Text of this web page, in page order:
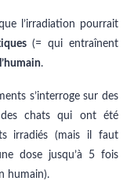
l’irradiation pourrait
(= qui entraînent
.
s’interroge sur des
chats qui ont été
irradiés (mais il faut
dose jusqu’à 5 fois
humain).